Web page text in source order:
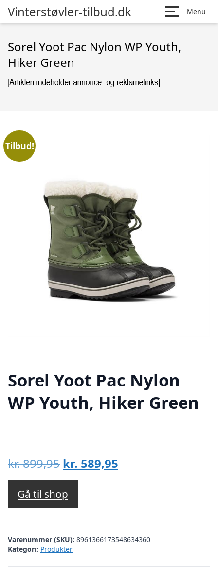
Vinterstøvler-tilbud.dk Menu
Sorel Yoot Pac Nylon WP Youth,
Hiker Green
Tilbud!
Sorel Yoot Pac Nylon
WP Youth, Hiker Green
kr.899,95 Den
oprindelige
pris
var:
kr. 899,95.
kr. 589,95
kr. 589,95.
Gå til shop
Varenummer (SKU): 8961366173548634360
Kategori: Produkter